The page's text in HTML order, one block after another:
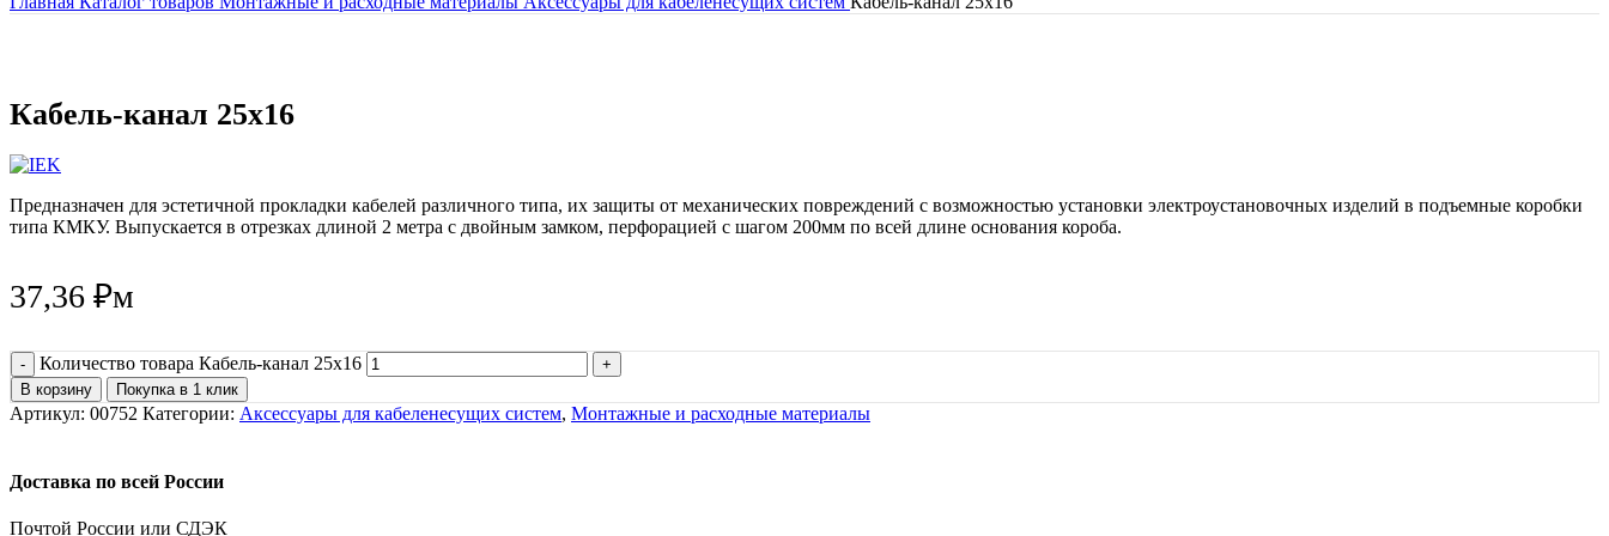
Кабель-канал 25х16
Предназначен для эстетичной прокладки кабелей различного типа, их защиты от механических повреждений с возможностью установки электроустановочных изделий в подъемные коробки
типа КМКУ. Выпускается в отрезках длиной 2 метра с двойным замком, перфорацией с шагом 200мм по всей длине основания короба.
37,36 ₽м
Количество товара Кабель-канал 25х16
В корзину Покупка в 1 клик
Артикул: 00752 Категории: Аксессуары для кабеленесущих систем, Монтажные и расходные материалы
Доставка по всей России
Почтой России или СДЭК